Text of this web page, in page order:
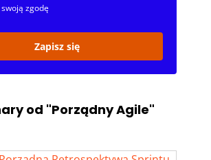
zgodę
Zapisz się
od "Porządny Agile"